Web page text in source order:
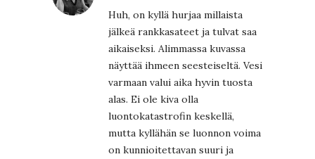
Huh, on kyllä hurjaa millaista
jälkeä rankkasateet ja tulvat saa
aikaiseksi. Alimmassa kuvassa
näyttää ihmeen seesteiseltä. Vesi
varmaan valui aika hyvin tuosta
alas. Ei ole kiva olla
luontokatastrofin keskellä,
mutta kyllähän se luonnon voima
on kunnioitettavan suuri ja